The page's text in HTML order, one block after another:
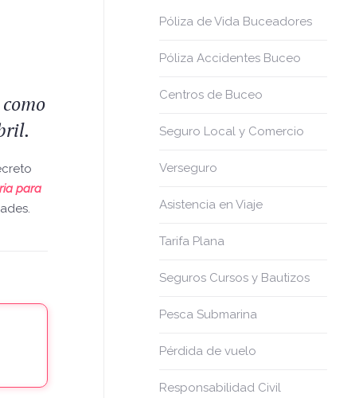
para
Póliza de Vida Buceadores
Póliza Accidentes Buceo
Centros de Buceo
Seguro Local y Comercio
Verseguro
Asistencia en Viaje
Tarifa Plana
Seguros Cursos y Bautizos
Pesca Submarina
Pérdida de vuelo
Responsabilidad Civil